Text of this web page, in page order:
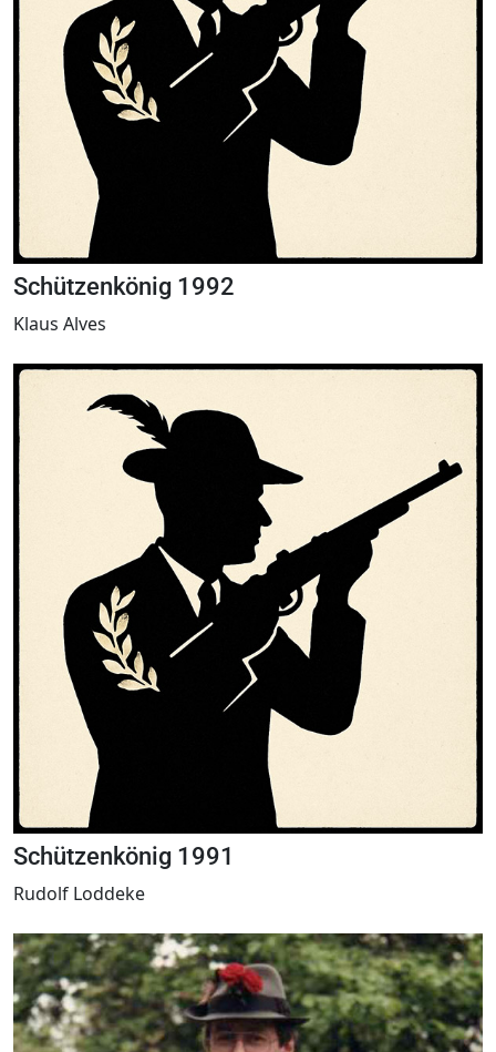
Schützenkönig 1992
Klaus Alves
Schützenkönig 1991
Rudolf Loddeke